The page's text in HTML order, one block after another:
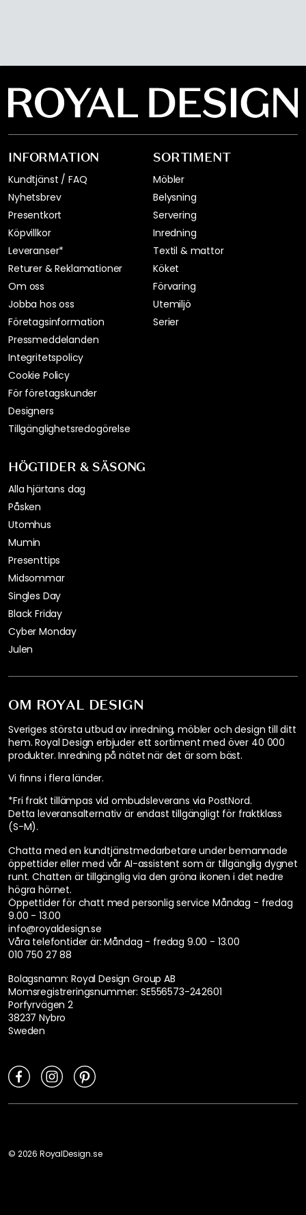
OM ROYAL DESIGN
Sveriges största utbud av inredning, möbler och design till ditt
hem. Royal Design erbjuder ett sortiment med över 40 000
produkter. Inredning på nätet när det är som bäst.
Vi finns i flera länder.
*Fri frakt tillämpas vid ombudsleverans via PostNord.
Detta leveransalternativ är endast tillgängligt för fraktklass
(S-M).
Chatta med en kundtjänstmedarbetare under bemannade
öppettider eller med vår AI-assistent som är tillgänglig dygnet
runt. Chatten är tillgänglig via den gröna ikonen i det nedre
högra hörnet.
Öppettider för chatt med personlig service Måndag - fredag
9.00 - 13.00
info@royaldesign.se
Våra telefontider är: Måndag - fredag 9.00 - 13.00
010 750 27 88
Bolagsnamn: Royal Design Group AB
Momsregistreringsnummer: SE556573-242601
Porfyrvägen 2
38237 Nybro
Sweden
INFORMATION
Kundtjänst / FAQ
Nyhetsbrev
Presentkort
Köpvillkor
Leveranser*
Returer & Reklamationer
Om oss
Jobba hos oss
Företagsinformation
Pressmeddelanden
Integritetspolicy
Cookie Policy
För företagskunder
Designers
Tillgänglighetsredogörelse
SORTIMENT
Möbler
Belysning
Servering
Inredning
Textil & mattor
Köket
Förvaring
Utemiljö
Serier
HÖGTIDER & SÄSONG
Alla hjärtans dag
Påsken
Utomhus
Mumin
Presenttips
Midsommar
Singles Day
Black Friday
Cyber Monday
Julen